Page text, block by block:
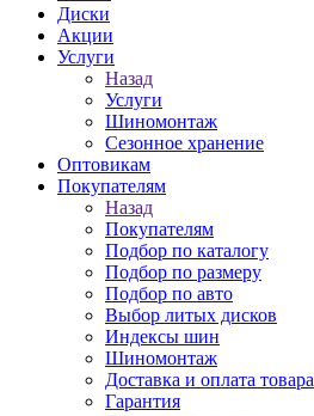
Диски
Акции
Услуги
Назад
Услуги
Шиномонтаж
Сезонное хранение
Оптовикам
Покупателям
Назад
Покупателям
Подбор по каталогу
Подбор по размеру
Подбор по авто
Выбор литых дисков
Индексы шин
Шиномонтаж
Доставка и оплата товара
Гарантия